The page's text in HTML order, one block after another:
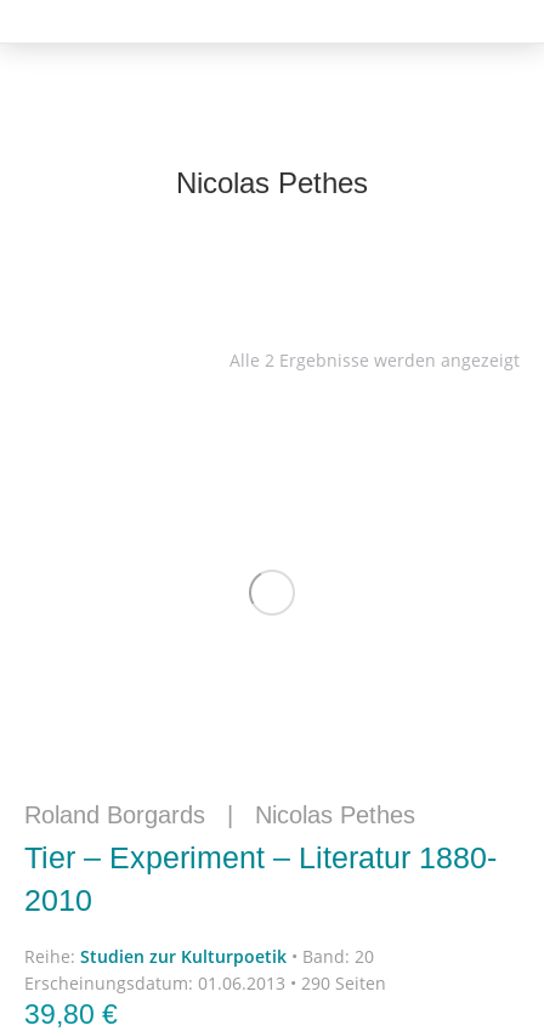
Nicolas Pethes
Alle 2 Ergebnisse werden angezeigt
Roland Borgards Nicolas Pethes
Tier – Experiment – Literatur 1880-
2010
Reihe: Studien zur Kulturpoetik • Band: 20
Erscheinungsdatum: 01.06.2013 • 290 Seiten
39,80 €